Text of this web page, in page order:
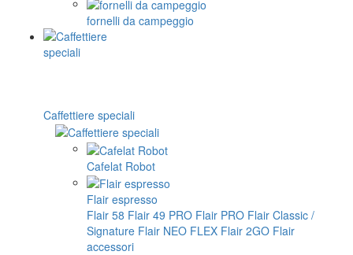
fornelli da campeggio
Caffettiere speciali
Cafelat Robot
Flair espresso
Flair 58 Flair 49 PRO Flair PRO Flair Classic /
Signature Flair NEO FLEX Flair 2GO Flair
accessori